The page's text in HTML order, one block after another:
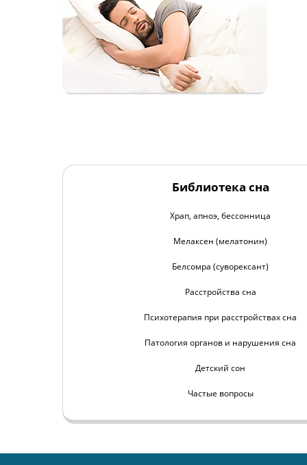
Библиотека сна
Храп, апноэ, бессонница
Мелаксен (мелатонин)
Белсомра (суворексант)
Расстройства сна
Психотерапия при расстройствах сна
Патология органов и нарушения сна
Детский сон
Частые вопросы